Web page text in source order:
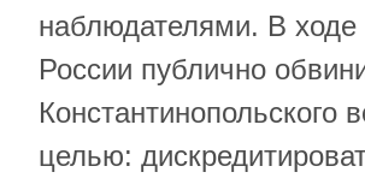
наблюдателями. В
России публично
Константинопольского
целью: